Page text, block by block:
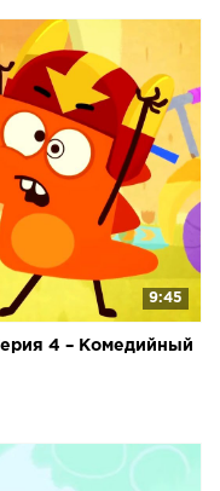
9:45
4 – Комедийный